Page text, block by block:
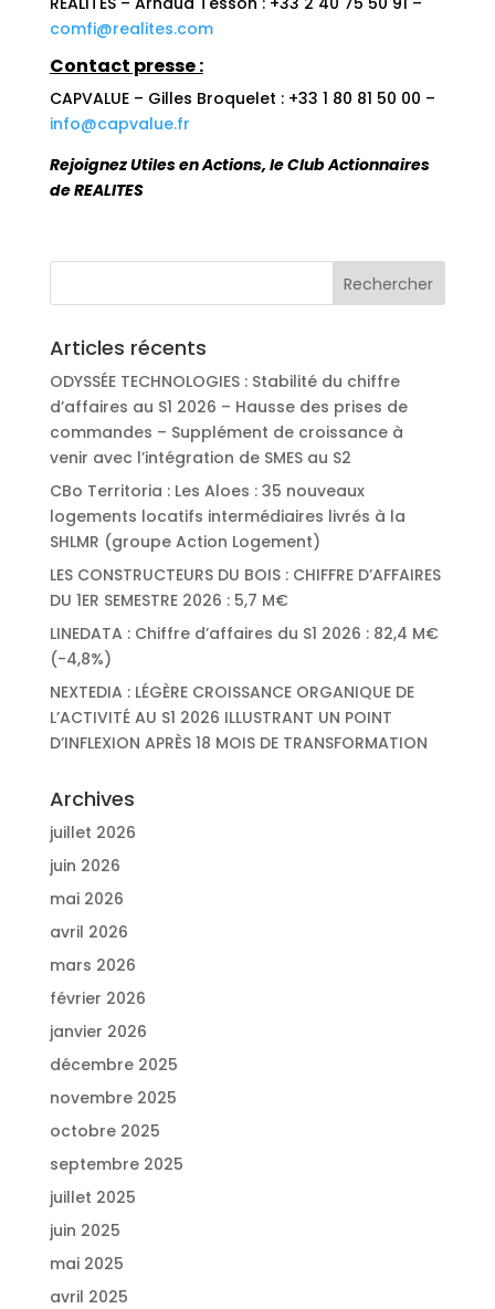
comfi@realites.com
Contact presse :
CAPVALUE – Gilles Broquelet : +33 1 80 81 50 00 –
info@capvalue.fr
Rejoignez Utiles en Actions, le Club Actionnaires
de REALITES
Articles récents
ODYSSÉE TECHNOLOGIES : Stabilité du chiffre
d’affaires au S1 2026 – Hausse des prises de
commandes – Supplément de croissance à
venir avec l’intégration de SMES au S2
CBo Territoria : Les Aloes : 35 nouveaux
logements locatifs intermédiaires livrés à la
SHLMR (groupe Action Logement)
LES CONSTRUCTEURS DU BOIS : CHIFFRE D’AFFAIRES
DU 1ER SEMESTRE 2026 : 5,7 M€
LINEDATA : Chiffre d’affaires du S1 2026 : 82,4 M€
(-4,8%)
NEXTEDIA : LÉGÈRE CROISSANCE ORGANIQUE DE
L’ACTIVITÉ AU S1 2026 ILLUSTRANT UN POINT
D’INFLEXION APRÈS 18 MOIS DE TRANSFORMATION
Archives
juillet 2026
juin 2026
mai 2026
avril 2026
mars 2026
février 2026
janvier 2026
décembre 2025
novembre 2025
octobre 2025
septembre 2025
juillet 2025
juin 2025
mai 2025
avril 2025